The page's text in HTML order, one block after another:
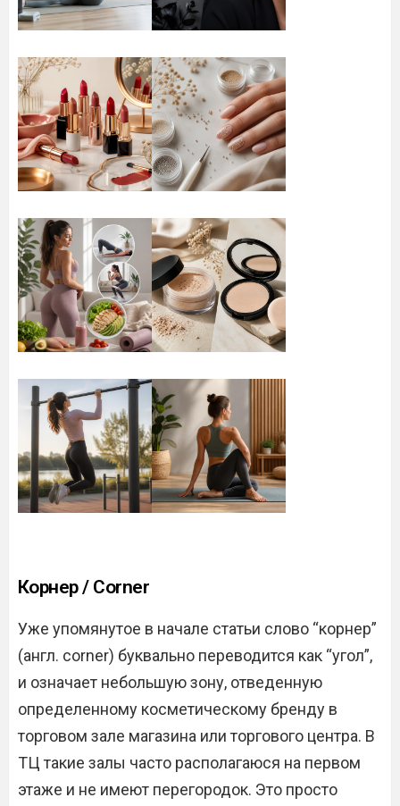
Корнер / Corner
Уже упомянутое в начале статьи слово “корнер”
(англ. corner) буквально переводится как “угол”,
и означает небольшую зону, отведенную
определенному косметическому бренду в
торговом зале магазина или торгового центра. В
ТЦ такие залы часто располагаюся на первом
этаже и не имеют перегородок. Это просто